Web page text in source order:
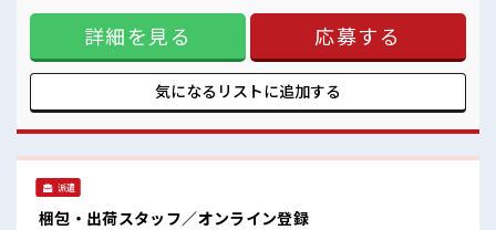
ロッカーあり！
安心してお仕事に集中♪
丈夫♪ 経験はちょっとだけ…という方もOK！ ≪無理なく働
ける≫ 場合によってはお願いすることもありますが、 残業は
ほとんどナシ！ ≪髪色自由で自分らしく働く≫ 明るすぎたり
奇抜でなければ基本的に自由！ (規定有)≪動きやすい制服ア
リ≫ 制服があるので、 毎日の服装の悩み解消♪ ≪自分に向い
ている仕事が探せる≫ 困った事などがあれば、 担当がしっか
ヘアカラーもOKなのはウレシイPoint☆ 休憩時間にゆっくり
できるスペース完備！ ロッカーあり！ 安心してお仕事に集中
詳細を見る 応募する
気になるリストに追加する
派遣
梱包・出荷スタッフ／オンライン登録